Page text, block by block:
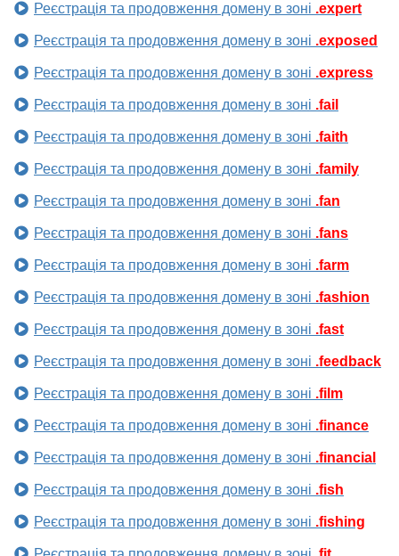
Реєстрація та продовження домену в зоні .expert
Реєстрація та продовження домену в зоні .exposed
Реєстрація та продовження домену в зоні .express
Реєстрація та продовження домену в зоні .fail
Реєстрація та продовження домену в зоні .faith
Реєстрація та продовження домену в зоні .family
Реєстрація та продовження домену в зоні .fan
Реєстрація та продовження домену в зоні .fans
Реєстрація та продовження домену в зоні .farm
Реєстрація та продовження домену в зоні .fashion
Реєстрація та продовження домену в зоні .fast
Реєстрація та продовження домену в зоні .feedback
Реєстрація та продовження домену в зоні .film
Реєстрація та продовження домену в зоні .finance
Реєстрація та продовження домену в зоні .financial
Реєстрація та продовження домену в зоні .fish
Реєстрація та продовження домену в зоні .fishing